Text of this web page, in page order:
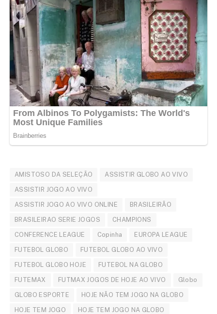
AMISTOSO DA SELEÇÃO ASSISTIR GLOBO AO VIVO
ASSISTIR JOGO AO VIVO
ASSISTIR JOGO AO VIVO ONLINE BRASILEIRÃO
BRASILEIRAO SERIE JOGOS CHAMPIONS
CONFERENCE LEAGUE Copinha EUROPA LEAGUE
FUTEBOL GLOBO FUTEBOL GLOBO AO VIVO
FUTEBOL GLOBO HOJE FUTEBOL NA GLOBO
FUTEMAX FUTMAX JOGOS DE HOJE AO VIVO Globo
GLOBO ESPORTE HOJE NÃO TEM JOGO NA GLOBO
HOJE TEM JOGO HOJE TEM JOGO NA GLOBO